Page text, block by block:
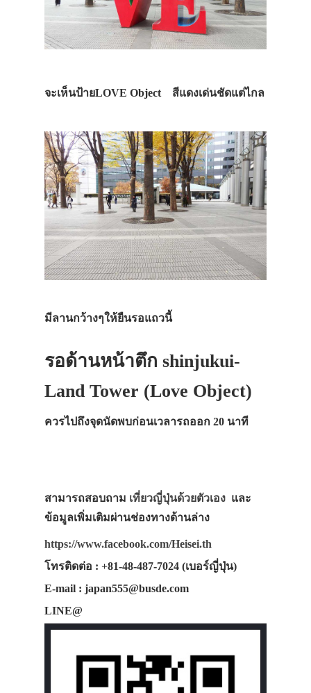
จะเห็นป้ายLOVE Object สีแดงเด่นชัดแต่ไกล
มีลานกว้างๆให้ยืนรอแถวนี้
รอด้านหน้าตึก shinjukui-
Land Tower (Love Object)
ควรไปถึงจุดนัดพบก่อนเวลารถออก 20 นาที
สามารถสอบถาม เที่ยวญี่ปุ่นด้วยตัวเอง และ
ข้อมูลเพิ่มเติมผ่านช่องทางด้านล่าง
https://www.facebook.com/Heisei.th
โทรติดต่อ : +81-48-487-7024 (เบอร์ญี่ปุ่น)
E-mail : japan555@busde.com
LINE@